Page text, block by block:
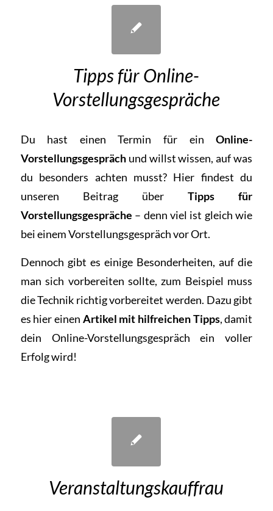
Tipps für Online-
Vorstellungsgespräche
Du hast einen Termin für einOnline-
Vorstellungsgesprächund willst wissen, auf was
du besonders achten musst? Hier findest du
unseren Beitrag über Tipps für
Vorstellungsgespräche – denn viel ist gleich wie
bei einem Vorstellungsgespräch vor Ort.
Dennoch gibt es einige Besonderheiten, auf die
man sich vorbereiten sollte, zum Beispiel muss
die Technik richtig vorbereitet werden. Dazu gibt
es hiereinen Artikel mit hilfreichen Tipps, damit
dein Online-Vorstellungsgespräch ein voller
Erfolg wird!
Veranstaltungskauffrau